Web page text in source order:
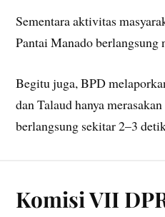
Sementara aktivitas
Pantai Manado berlangsung
Begitu juga, BPD
dan Talaud hanya
berlangsung sekitar 2–3
Komisi VII